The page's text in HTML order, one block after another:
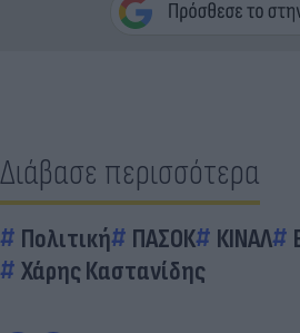
Διάβασε περισσότερα
Πολιτική ΠΑΣΟΚ ΚΙΝΑΛ
Χάρης Καστανίδης